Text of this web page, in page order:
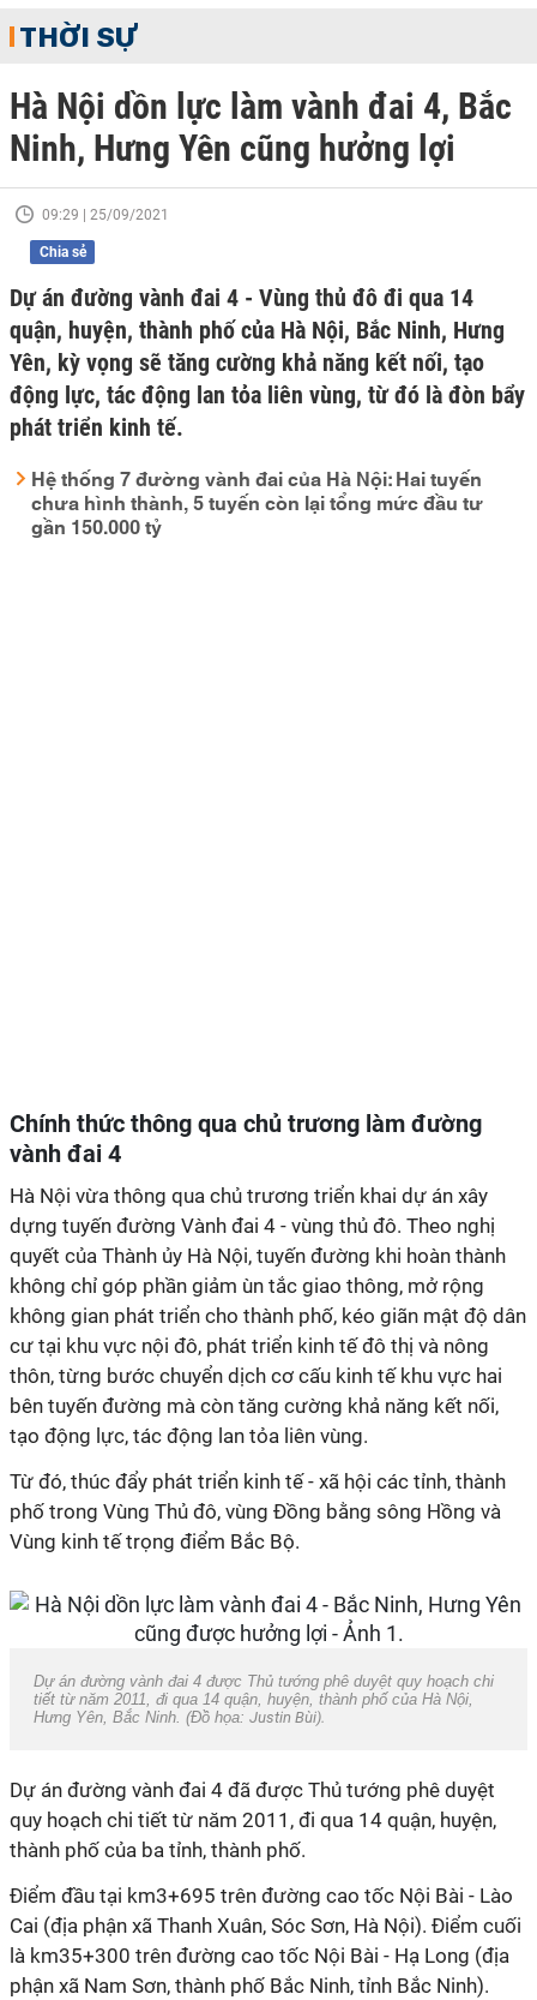
THỜI SỰ
Hà Nội dồn lực làm vành đai 4, Bắc
Ninh, Hưng Yên cũng hưởng lợi
09:29 | 25/09/2021
Chia sẻ
Dự án đường vành đai 4 - Vùng thủ đô đi qua 14
quận, huyện, thành phố của Hà Nội, Bắc Ninh, Hưng
Yên, kỳ vọng sẽ tăng cường khả năng kết nối, tạo
động lực, tác động lan tỏa liên vùng, từ đó là đòn bẩy
phát triển kinh tế.
Hệ thống 7 đường vành đai của Hà Nội: Hai tuyến
chưa hình thành, 5 tuyến còn lại tổng mức đầu tư
gần 150.000 tỷ
Chính thức thông qua chủ trương làm đường
vành đai 4
Hà Nội vừa thông qua chủ trương triển khai dự án xây
dựng tuyến đường Vành đai 4 - vùng thủ đô. Theo nghị
quyết của Thành ủy Hà Nội, tuyến đường khi hoàn thành
không chỉ góp phần giảm ùn tắc giao thông, mở rộng
không gian phát triển cho thành phố, kéo giãn mật độ dân
cư tại khu vực nội đô, phát triển kinh tế đô thị và nông
thôn, từng bước chuyển dịch cơ cấu kinh tế khu vực hai
bên tuyến đường mà còn tăng cường khả năng kết nối,
tạo động lực, tác động lan tỏa liên vùng.
Từ đó, thúc đẩy phát triển kinh tế - xã hội các tỉnh, thành
phố trong Vùng Thủ đô, vùng Đồng bằng sông Hồng và
Vùng kinh tế trọng điểm Bắc Bộ.
Dự án đường vành đai 4 được Thủ tướng phê duyệt quy hoạch chi
tiết từ năm 2011, đi qua 14 quận, huyện, thành phố của Hà Nội,
Hưng Yên, Bắc Ninh. (Đồ họa: Justin Bùi).
Dự án đường vành đai 4 đã được Thủ tướng phê duyệt
quy hoạch chi tiết từ năm 2011, đi qua 14 quận, huyện,
thành phố của ba tỉnh, thành phố.
Điểm đầu tại km3+695 trên đường cao tốc Nội Bài - Lào
Cai (địa phận xã Thanh Xuân, Sóc Sơn, Hà Nội). Điểm cuối
là km35+300 trên đường cao tốc Nội Bài - Hạ Long (địa
phận xã Nam Sơn, thành phố Bắc Ninh, tỉnh Bắc Ninh).